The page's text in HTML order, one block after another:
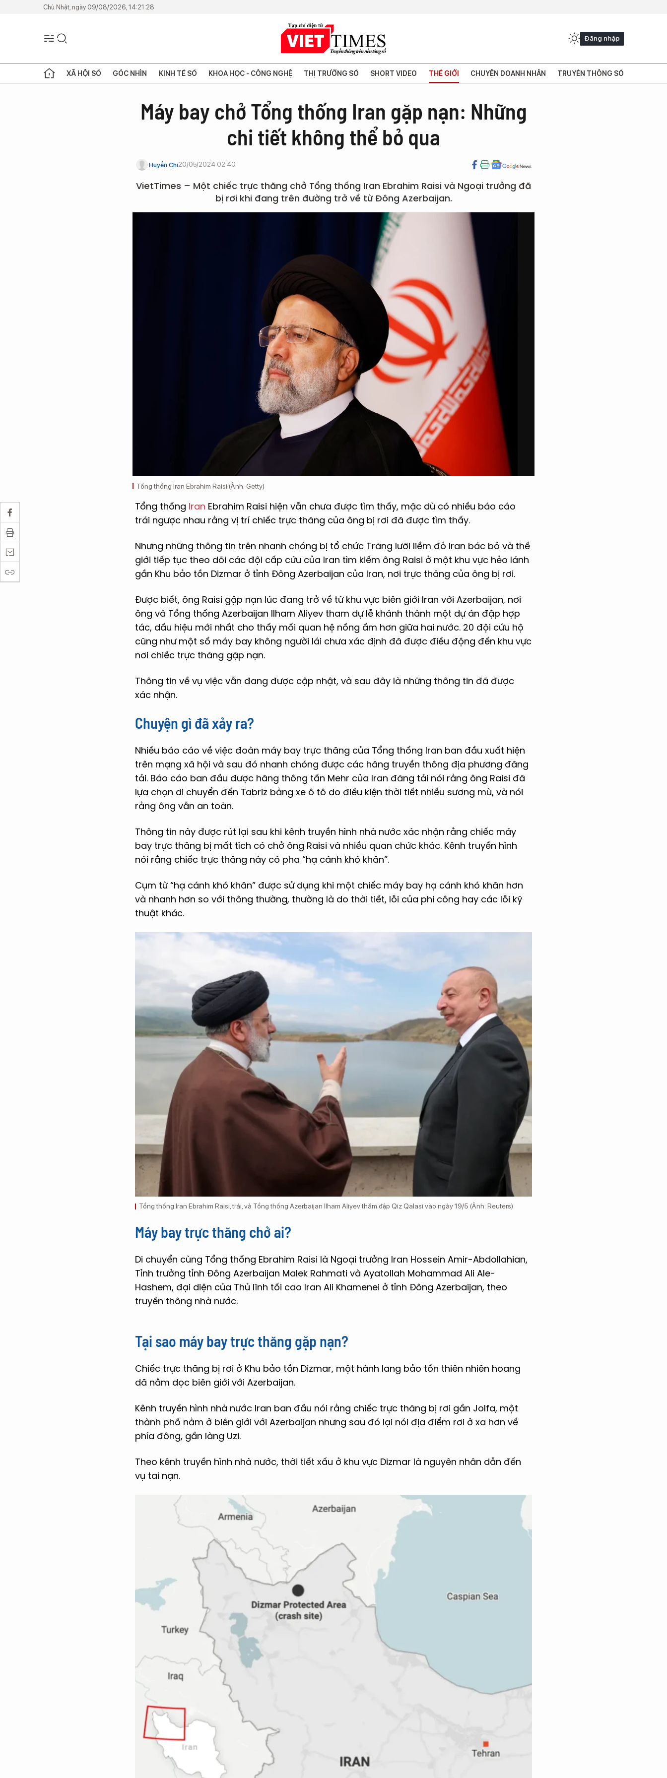
Chủ Nhật, ngày 09/08/2026, 14:21:28
Đăng nhập
XÃ HỘI SỐ GÓC NHÌN KINH TẾ SỐ KHOA HỌC - CÔNG NGHỆ THỊ TRƯỜNG SỐ SHORT VIDEO THẾ GIỚI CHUYỆN DOANH NHÂN TRUYỀN THÔNG SỐ
Máy bay chở Tổng thống Iran gặp nạn: Những
chi tiết không thể bỏ qua
Huyền Chi20/05/2024 02:40
VietTimes – Một chiếc trực thăng chở Tổng thống Iran Ebrahim Raisi và Ngoại trưởng đã
bị rơi khi đang trên đường trở về từ Đông Azerbaijan.
Tổng thống Iran Ebrahim Raisi (Ảnh: Getty)
Tổng thống Iran Ebrahim Raisi hiện vẫn chưa được tìm thấy, mặc dù có nhiều báo cáo
trái ngược nhau rằng vị trí chiếc trực thăng của ông bị rơi đã được tìm thấy.
Nhưng những thông tin trên nhanh chóng bị tổ chức Trăng lưỡi liềm đỏ Iran bác bỏ và thế
giới tiếp tục theo dõi các đội cấp cứu của Iran tìm kiếm ông Raisi ở một khu vực hẻo lánh
gần Khu bảo tồn Dizmar ở tỉnh Đông Azerbaijan của Iran, nơi trực thăng của ông bị rơi.
Được biết, ông Raisi gặp nạn lúc đang trở về từ khu vực biên giới Iran với Azerbaijan, nơi
ông và Tổng thống Azerbaijan Ilham Aliyev tham dự lễ khánh thành một dự án đập hợp
tác, dấu hiệu mới nhất cho thấy mối quan hệ nồng ấm hơn giữa hai nước. 20 đội cứu hộ
cũng như một số máy bay không người lái chưa xác định đã được điều động đến khu vực
nơi chiếc trực thăng gặp nạn.
Thông tin về vụ việc vẫn đang được cập nhật, và sau đây là những thông tin đã được
xác nhận.
Chuyện gì đã xảy ra?
Nhiều báo cáo về việc đoàn máy bay trực thăng của Tổng thống Iran ban đầu xuất hiện
trên mạng xã hội và sau đó nhanh chóng được các hãng truyền thông địa phương đăng
tải. Báo cáo ban đầu được hãng thông tấn Mehr của Iran đăng tải nói rằng ông Raisi đã
lựa chọn di chuyển đến Tabriz bằng xe ô tô do điều kiện thời tiết nhiều sương mù, và nói
rằng ông vẫn an toàn.
Thông tin này được rút lại sau khi kênh truyền hình nhà nước xác nhận rằng chiếc máy
bay trực thăng bị mất tích có chở ông Raisi và nhiều quan chức khác. Kênh truyền hình
nói rằng chiếc trực thăng này có pha “hạ cánh khó khăn”.
Cụm từ “hạ cánh khó khăn” được sử dụng khi một chiếc máy bay hạ cánh khó khăn hơn
và nhanh hơn so với thông thường, thường là do thời tiết, lỗi của phi công hay các lỗi kỹ
thuật khác.
Tổng thống Iran Ebrahim Raisi, trái, và Tổng thống Azerbaijan Ilham Aliyev thăm đập Qiz Qalasi vào ngày 19/5 (Ảnh: Reuters)
Máy bay trực thăng chở ai?
Di chuyển cùng Tổng thống Ebrahim Raisi là Ngoại trưởng Iran Hossein Amir-Abdollahian,
Tỉnh trưởng tỉnh Đông Azerbaijan Malek Rahmati và Ayatollah Mohammad Ali Ale-
Hashem, đại diện của Thủ lĩnh tối cao Iran Ali Khamenei ở tỉnh Đông Azerbaijan, theo
truyền thông nhà nước.
Tại sao máy bay trực thăng gặp nạn?
Chiếc trực thăng bị rơi ở Khu bảo tồn Dizmar, một hành lang bảo tồn thiên nhiên hoang
dã nằm dọc biên giới với Azerbaijan.
Kênh truyền hình nhà nước Iran ban đầu nói rằng chiếc trực thăng bị rơi gần Jolfa, một
thành phố nằm ở biên giới với Azerbaijan nhưng sau đó lại nói địa điểm rơi ở xa hơn về
phía đông, gần làng Uzi.
Theo kênh truyền hình nhà nước, thời tiết xấu ở khu vực Dizmar là nguyên nhân dẫn đến
vụ tai nạn.